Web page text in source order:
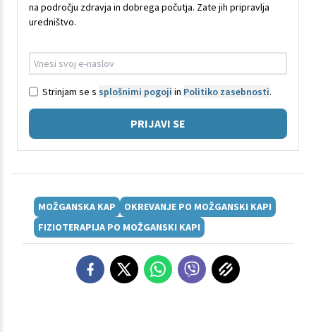
na področju zdravja in dobrega počutja. Zate jih pripravlja
uredništvo.
Strinjam se s splošnimi pogoji in Politiko zasebnosti.
PRIJAVI SE
MOŽGANSKA KAP
OKREVANJE PO MOŽGANSKI KAPI
FIZIOTERAPIJA PO MOŽGANSKI KAPI